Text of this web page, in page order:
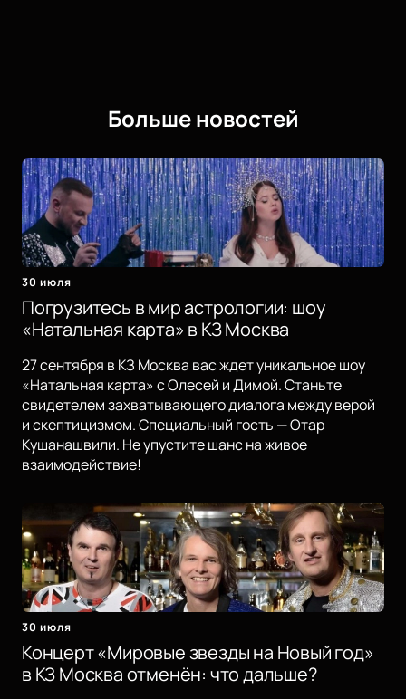
Больше новостей
30 июля
Погрузитесь в мир астрологии: шоу
«Натальная карта» в КЗ Москва
27 сентября в КЗ Москва вас ждет уникальное шоу
«Натальная карта» с Олесей и Димой. Станьте
свидетелем захватывающего диалога между верой
и скептицизмом. Специальный гость — Отар
Кушанашвили. Не упустите шанс на живое
взаимодействие!
30 июля
Концерт «Мировые звезды на Новый год»
в КЗ Москва отменён: что дальше?